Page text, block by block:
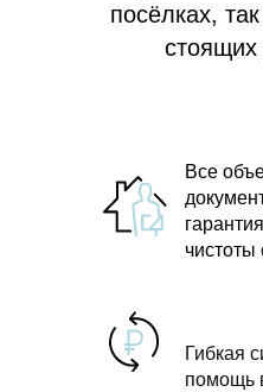
посёлках,
стоящих
Все
чистоты
Гибкая
помощь